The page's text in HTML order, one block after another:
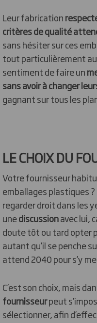
Leur fabrication
critères de qualité
sans hésiter sur ces
tout particulièrement
sentiment de faire un
sans avoir à changer
gagnant sur tous les
LE CHOIX DU
Votre fournisseur
emballages plastiques ?
regarder droit dans les
unediscussionavec lui,
doute tôt ou tard opter
autant qu’il se penche
attend 2040 pour s’y
C’est son choix, mais
fournisseurpeut
sélectionner, afin